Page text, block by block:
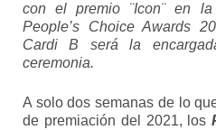
con el premio ¨Icon¨ en
People’s Choice Awards
Cardi B será la
ceremonia.
A solo dos semanas de lo
de premiación del 2021, los